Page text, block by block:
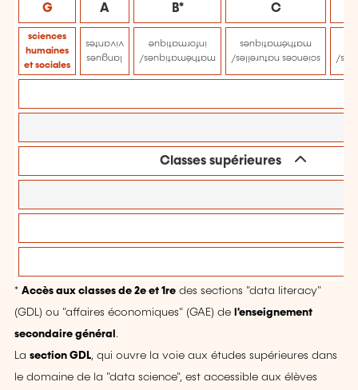
G A B* C
sciences
humaines
et sociales
langues
vivantes
mathématiques/
informatique
sciences naturelles/
mathématiques
Classes supérieures
* Accès aux classes de 2e et 1re des sections "data literacy"
(GDL) ou "affaires économiques" (GAE) de l'enseignement
secondaire général.
La section GDL , qui ouvre la voie aux études supérieures dans
le domaine de la "data science", est accessible aux élèves